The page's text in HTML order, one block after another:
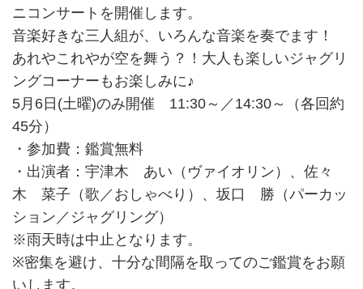
ニコンサートを開催します。
音楽好きな三人組が、いろんな音楽を奏でます！
あれやこれやが空を舞う？！大人も楽しいジャグリ
ングコーナーもお楽しみに♪
5月6日(土曜)のみ開催 11:30～／14:30～（各回約
45分）
・参加費：鑑賞無料
・出演者：宇津木 あい（ヴァイオリン）、佐々
木 菜子（歌／おしゃべり）、坂口 勝（パーカッ
ション／ジャグリング）
※雨天時は中止となります。
※密集を避け、十分な間隔を取ってのご鑑賞をお願
いします。